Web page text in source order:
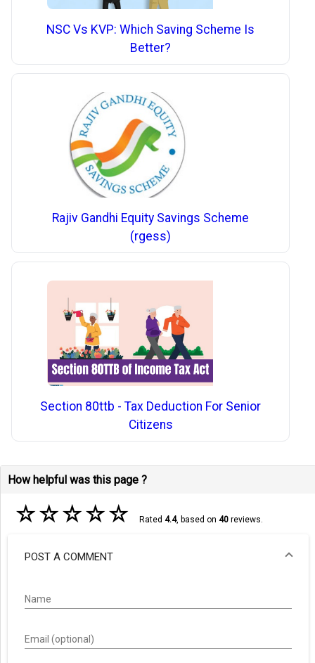
NSC Vs KVP: Which Saving Scheme Is
Better?
Rajiv Gandhi Equity Savings Scheme
(rgess)
Section 80ttb - Tax Deduction For Senior
Citizens
How helpful was this page ?
☆☆☆☆☆ Rated 4.4, based on 40reviews.
POST A COMMENT
Name
Email (optional)